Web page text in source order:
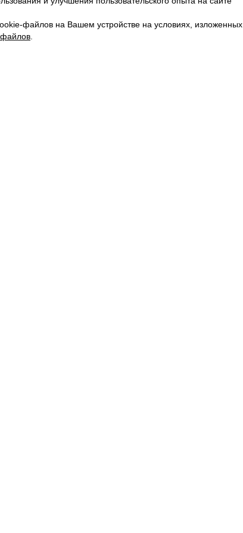
файлов на Вашем устройстве на условиях, изложенных
файлов
КАРЬЕРА
ТЕЛЕГРАМ